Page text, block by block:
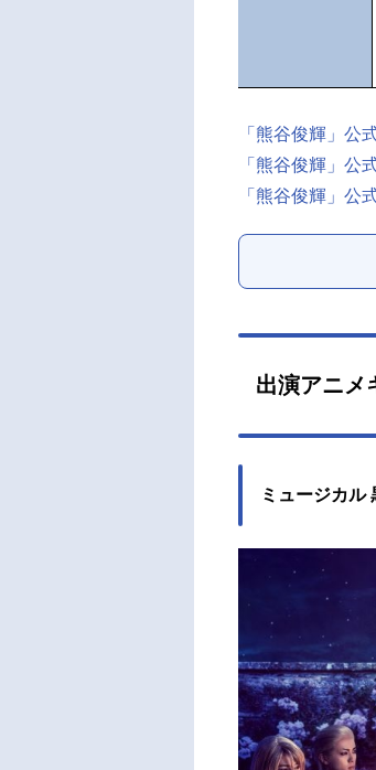
「熊谷俊輝」公
「熊谷俊輝」公
「熊谷俊輝」公
出演アニメ
ミュージカル